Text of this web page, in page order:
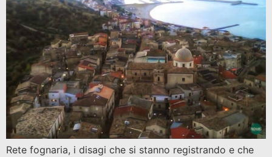
Rete fognaria, i disagi che si stanno registrando e che